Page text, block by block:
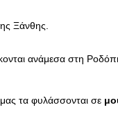
Ξάνθης.
ανάμεσα στη
τα φυλάσσονται σε